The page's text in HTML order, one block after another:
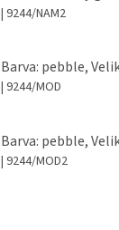
| 9244/NAM2
Barva: pebble,
| 9244/MOD
Barva: pebble,
| 9244/MOD2